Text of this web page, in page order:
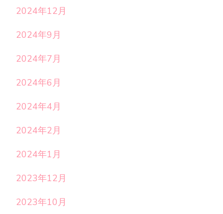
2024年12月
2024年9月
2024年7月
2024年6月
2024年4月
2024年2月
2024年1月
2023年12月
2023年10月